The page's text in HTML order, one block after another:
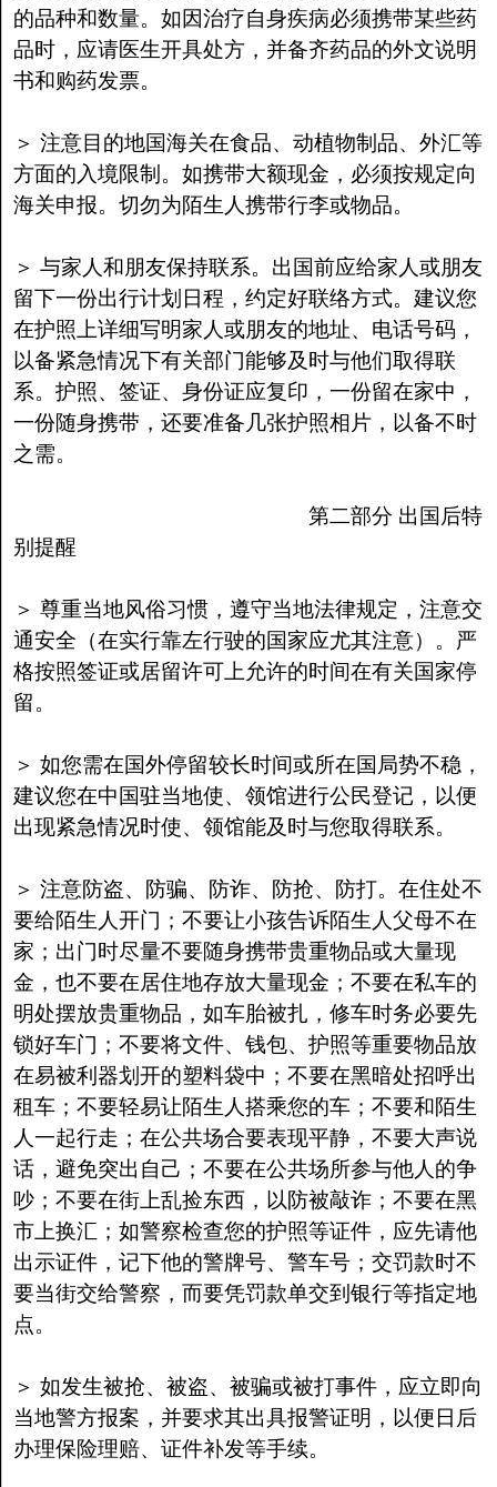
的品种和数量。如因治疗自身疾病必须携带某些药
品时，应请医生开具处方，并备齐药品的外文说明
书和购药发票。
＞ 注意目的地国海关在食品、动植物制品、外汇等
方面的入境限制。如携带大额现金，必须按规定向
海关申报。切勿为陌生人携带行李或物品。
＞ 与家人和朋友保持联系。出国前应给家人或朋友
留下一份出行计划日程，约定好联络方式。建议您
在护照上详细写明家人或朋友的地址、电话号码，
以备紧急情况下有关部门能够及时与他们取得联
系。护照、签证、身份证应复印，一份留在家中，
一份随身携带，还要准备几张护照相片，以备不时
之需。
第二部分 出国后特
别提醒
＞ 尊重当地风俗习惯，遵守当地法律规定，注意交
通安全（在实行靠左行驶的国家应尤其注意）。严
格按照签证或居留许可上允许的时间在有关国家停
留。
＞ 如您需在国外停留较长时间或所在国局势不稳，
建议您在中国驻当地使、领馆进行公民登记，以便
出现紧急情况时使、领馆能及时与您取得联系。
＞ 注意防盗、防骗、防诈、防抢、防打。在住处不
要给陌生人开门；不要让小孩告诉陌生人父母不在
家；出门时尽量不要随身携带贵重物品或大量现
金，也不要在居住地存放大量现金；不要在私车的
明处摆放贵重物品，如车胎被扎，修车时务必要先
锁好车门；不要将文件、钱包、护照等重要物品放
在易被利器划开的塑料袋中；不要在黑暗处招呼出
租车；不要轻易让陌生人搭乘您的车；不要和陌生
人一起行走；在公共场合要表现平静，不要大声说
话，避免突出自己；不要在公共场所参与他人的争
吵；不要在街上乱捡东西，以防被敲诈；不要在黑
市上换汇；如警察检查您的护照等证件，应先请他
出示证件，记下他的警牌号、警车号；交罚款时不
要当街交给警察，而要凭罚款单交到银行等指定地
点。
＞ 如发生被抢、被盗、被骗或被打事件，应立即向
当地警方报案，并要求其出具报警证明，以便日后
办理保险理赔、证件补发等手续。